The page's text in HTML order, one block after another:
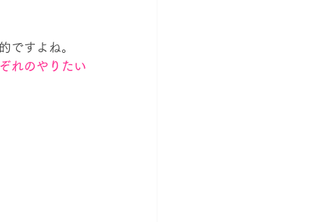
ですよね。
れのやりたい